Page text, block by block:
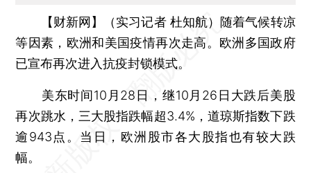
【财新网】（实习记者 杜知航） 随着气候转凉
等因素，欧洲和美国疫情再次走高。欧洲多国政府
已宣布再次进入抗疫封锁模式。
美东时间10月28日，继10月26日大跌后美股
再次跳水，三大股指跌幅超3.4%，道琼斯指数下跌
逾943点。当日，欧洲股市各大股指也有较大跌
幅。